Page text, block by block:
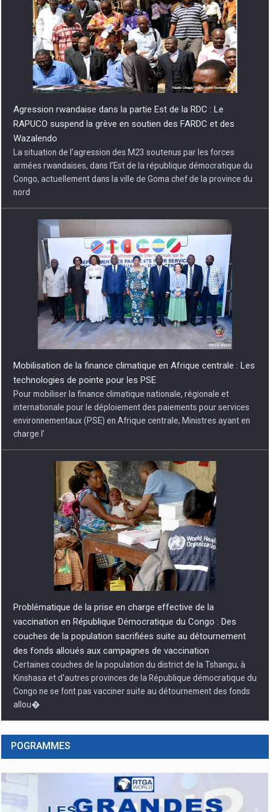
Agression rwandaise dans la partie Est de la RDC : Le
RAPUCO suspend la grève en soutien des FARDC et des
Wazalendo
La situation de l’agression des M23 soutenus par les forces
armées rwandaises, dans l’Est de la république démocratique du
Congo, actuellement dans la ville de Goma chef de la province du
nord
Mobilisation de la finance climatique en Afrique centrale : Les
technologies de pointe pour les PSE
Pour mobiliser la finance climatique nationale, régionale et
internationale pour le déploiement des paiements pour services
environnementaux (PSE) en Afrique centrale, Ministres ayant en
charge l’
Problématique de la prise en charge effective de la
vaccination en République Démocratique du Congo : Des
couches de la population sacrifiées suite au détournement
des fonds alloués aux campagnes de vaccination
Certaines couches de la population du district de la Tshangu, à
Kinshasa et d'autres provinces de la République démocratique du
Congo ne se font pas vacciner suite au détournement des fonds
allou�
POGRAMMES